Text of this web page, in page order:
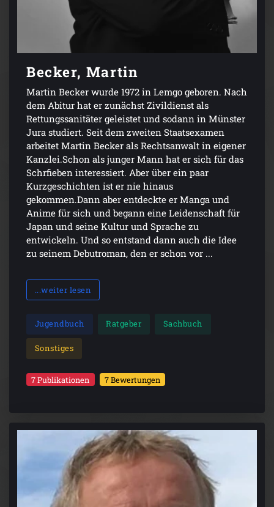
Becker, Martin
Martin Becker wurde 1972 in Lemgo geboren. Nach
dem Abitur hat er zunächst Zivildienst als
Rettungssanitäter geleistet und sodann in Münster
Jura studiert. Seit dem zweiten Staatsexamen
arbeitet Martin Becker als Rechtsanwalt in eigener
Kanzlei.Schon als junger Mann hat er sich für das
Schrfieben interessiert. Aber über ein paar
Kurzgeschichten ist er nie hinaus
gekommen.Dann aber entdeckte er Manga und
Anime für sich und begann eine Leidenschaft für
Japan und seine Kultur und Sprache zu
entwickeln. Und so entstand dann auch die Idee
zu seinem Debutroman, den er schon vor ...
...weiter lesen
Jugendbuch Ratgeber Sachbuch
Sonstiges
7 Publikationen 7 Bewertungen